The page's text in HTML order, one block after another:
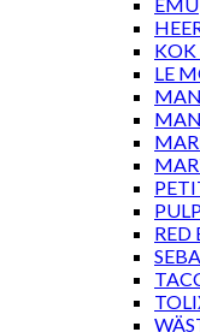
LE
RED